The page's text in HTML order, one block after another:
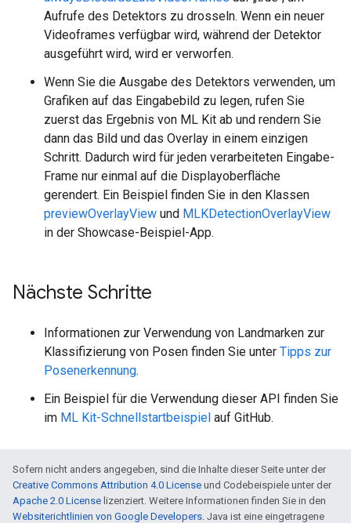
Aufrufe des Detektors zu drosseln. Wenn ein neuer
Videoframes verfügbar wird, während der Detektor
ausgeführt wird, wird er verworfen.
Wenn Sie die Ausgabe des Detektors verwenden, um
Grafiken auf das Eingabebild zu legen, rufen Sie
zuerst das Ergebnis von ML Kit ab und rendern Sie
dann das Bild und das Overlay in einem einzigen
Schritt. Dadurch wird für jeden verarbeiteten Eingabe-
Frame nur einmal auf die Displayoberfläche
gerendert. Ein Beispiel finden Sie in den Klassen
previewOverlayView und MLKDetectionOverlayView
in der Showcase-Beispiel-App.
Nächste Schritte
Informationen zur Verwendung von Landmarken zur
Klassifizierung von Posen finden Sie unter Tipps zur
Posenerkennung.
Ein Beispiel für die Verwendung dieser API finden Sie
im ML Kit-Schnellstartbeispiel auf GitHub.
Sofern nicht anders angegeben, sind die Inhalte dieser Seite unter der
Creative Commons Attribution 4.0 License und Codebeispiele unter der
Apache 2.0 License lizenziert. Weitere Informationen finden Sie in den
Websiterichtlinien von Google Developers. Java ist eine eingetragene